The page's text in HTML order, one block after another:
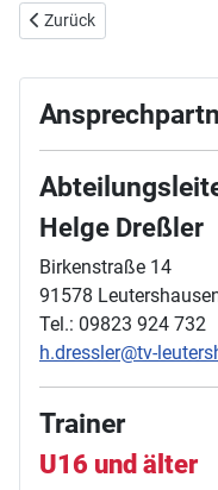
Vorheriger Beitrag: 22./
Zurück
Helge Dreßler
Birkenstraße 14
91578
Tel.: 09823 924 732
h.dressler@tv-
Trainer
U16 und älter